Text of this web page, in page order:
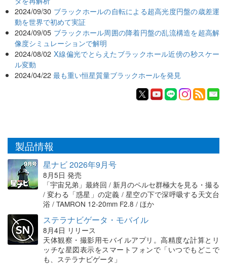
2024/09/30 ブラックホールの自転による超高光度円盤の歳差運
動を世界で初めて実証
2024/09/05 ブラックホール周囲の降着円盤の乱流構造を超高解
像度シミュレーションで解明
2024/08/02 X線偏光でとらえたブラックホール近傍の秒スケー
ル変動
2024/04/22 最も重い恒星質量ブラックホールを発見
製品情報
星ナビ 2026年9月号
8月5日 発売
「宇宙兄弟」最終回 / 新月のペルセ群極大を見る・撮る
/ 変わる「惑星」の定義 / 星空の下で深呼吸する天文台
浴 / TAMRON 12-20mm F2.8 / ほか
ステラナビゲータ・モバイル
8月4日 リリース
天体観察・撮影用モバイルアプリ。高精度な計算とリ
ッチな星図表示をスマートフォンで「いつでもどこで
も、ステラナビゲータ」